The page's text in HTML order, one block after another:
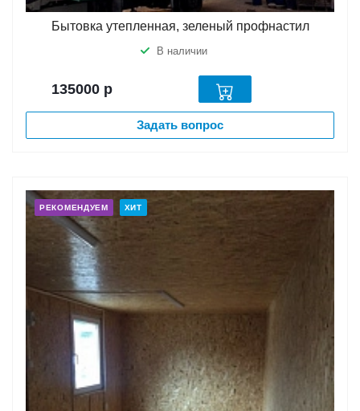
Бытовка утепленная, зеленый профнастил
В наличии
135000 р
Задать вопрос
РЕКОМЕНДУЕМ ХИТ